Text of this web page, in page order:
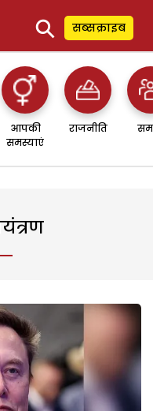
⚲ सब्सक्राइब
आपकी
समस्याएं
राजनीति